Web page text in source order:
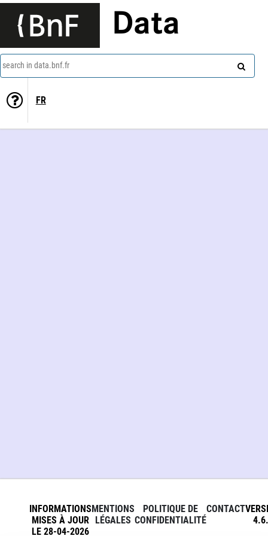
Data
search in data.bnf.fr
FR
INFORMATIONS
MISES À JOUR
LE 28-04-2026
MENTIONS
LÉGALES
POLITIQUE DE
CONFIDENTIALITÉ
CONTACT